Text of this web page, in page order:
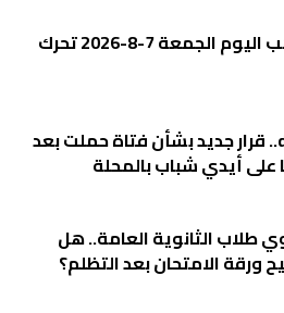
سعر الذهب اليوم الجمعة 7-8-2026 تحرك
تحليل dna.. قرار جديد بشأن فتاة حملت بعد
على أيدي شباب بالمحلة
طلاب الثانوية العامة.. هل
ورقة الامتحان بعد التظلم؟